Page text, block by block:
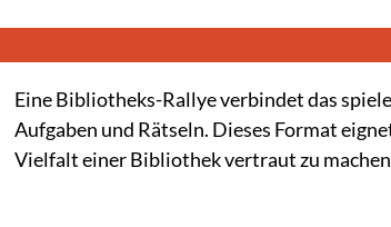
Eine Bibliotheks-Rallye verbindet das
Aufgaben und Rätseln. Dieses Format
Vielfalt einer Bibliothek vertraut zu